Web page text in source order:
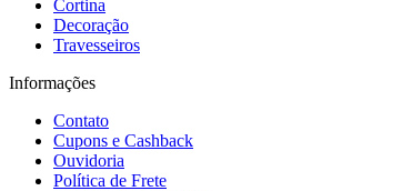
Cortina
Decoração
Travesseiros
Informações
Contato
Cupons e Cashback
Ouvidoria
Política de Frete